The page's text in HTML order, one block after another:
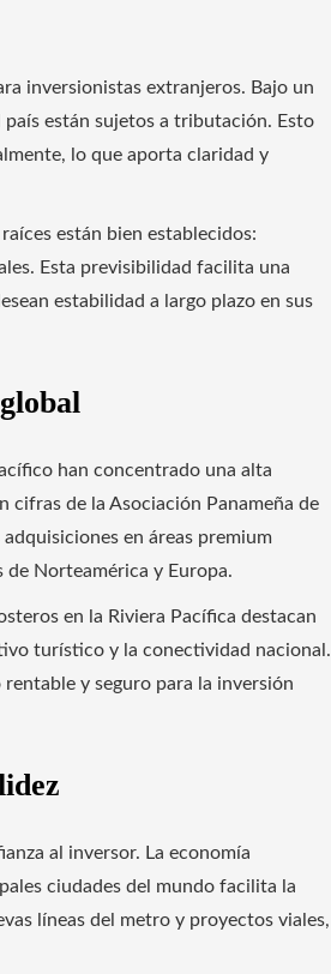
inversionistas extranjeros. Bajo un
están sujetos a tributación. Esto
lo que aporta claridad y
están bien establecidos:
Esta previsibilidad facilita una
estabilidad a largo plazo en sus
han concentrado una alta
cifras de la Asociación Panameña de
en áreas premium
Norteamérica y Europa.
en la Riviera Pacífica destacan
turístico y la conectividad nacional.
y seguro para la inversión
al inversor. La economía
ciudades del mundo facilita la
líneas del metro y proyectos viales,